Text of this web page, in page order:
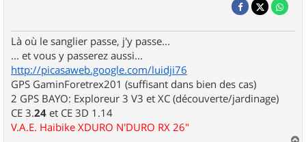
Là où le sanglier passe, j'y passe...
... et vous y passerez aussi...
http://picasaweb.google.com/luidji76
GPS GaminForetrex201 (suffisant dans bien des cas)
2 GPS BAYO: Exploreur 3 V3 et XC (découverte/jardinage)
CE 3.24 et CE 3D 1.14
V.A.E. Haibike XDURO N'DURO RX 26"